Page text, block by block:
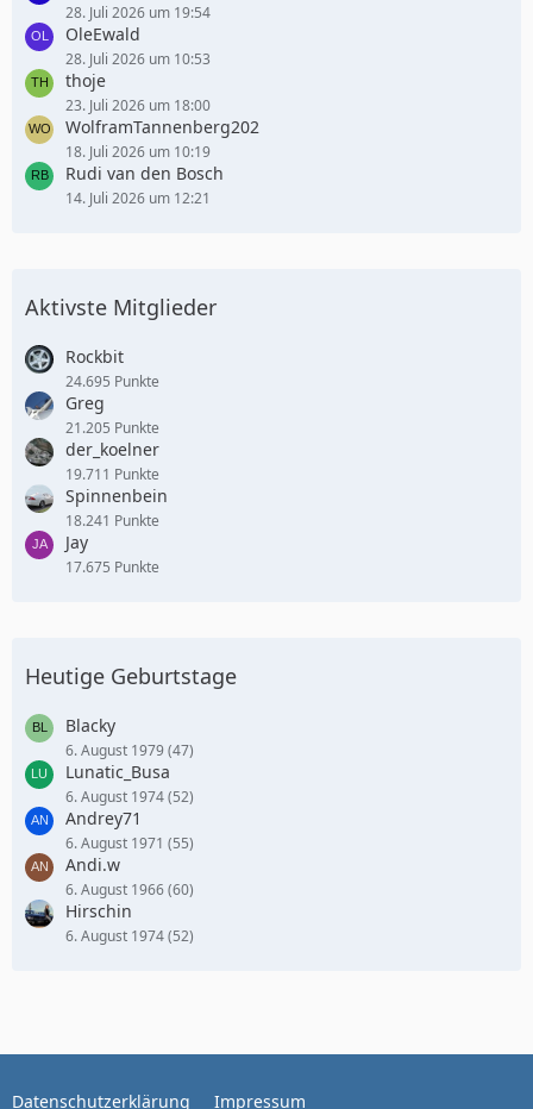
28. Juli 2026 um 19:54
OleEwald
28. Juli 2026 um 10:53
thoje
23. Juli 2026 um 18:00
WolframTannenberg202
18. Juli 2026 um 10:19
Rudi van den Bosch
14. Juli 2026 um 12:21
Aktivste Mitglieder
Rockbit
24.695 Punkte
Greg
21.205 Punkte
der_koelner
19.711 Punkte
Spinnenbein
18.241 Punkte
Jay
17.675 Punkte
Heutige Geburtstage
Blacky
6. August 1979 (47)
Lunatic_Busa
6. August 1974 (52)
Andrey71
6. August 1971 (55)
Andi.w
6. August 1966 (60)
Hirschin
6. August 1974 (52)
Datenschutzerklärung Impressum